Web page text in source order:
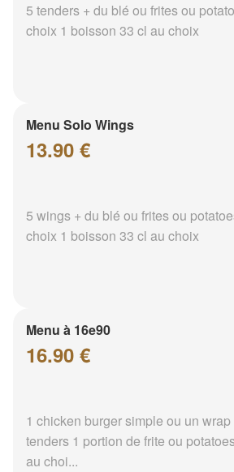
5 tenders + du blé ou frites ou
choix 1 boisson 33 cl au choix
Menu Solo Wings
13.90 €
5 wings + du blé ou frites ou
choix 1 boisson 33 cl au choix
Menu à 16e90
16.90 €
1 chicken burger simple ou un
tenders 1 portion de frite ou
au choi...